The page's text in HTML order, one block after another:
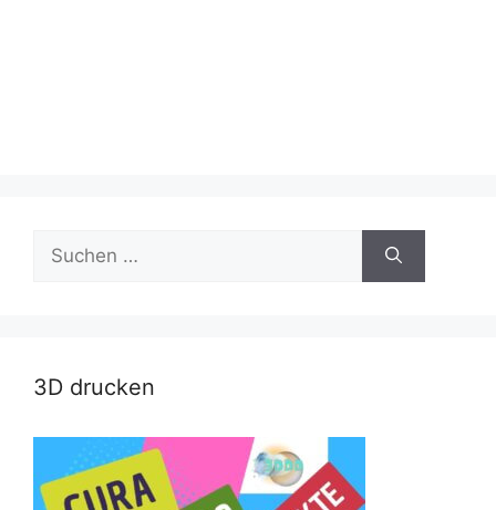
Suche
nach:
3D drucken